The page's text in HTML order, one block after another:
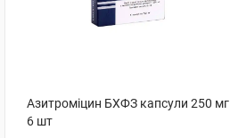
Азитроміцин БХФЗ капсули 250 мг
6 шт